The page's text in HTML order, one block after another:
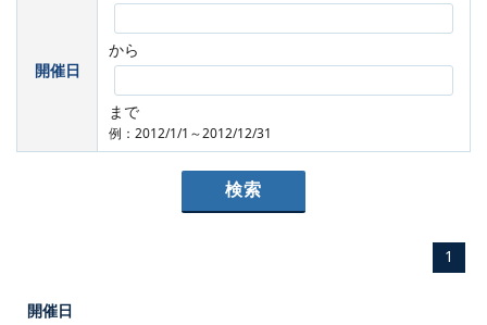
開催日
から
まで
例：2012/1/1～2012/12/31
1